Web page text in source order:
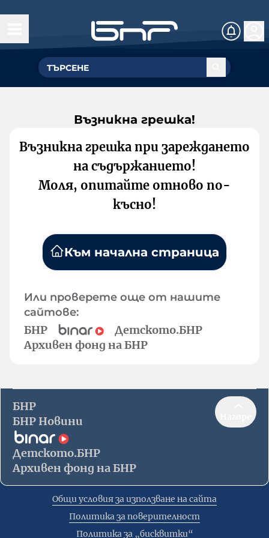
Възникна грешка!
Възникна грешка при зареждането
на съдържанието!
Моля, опитайте отново по-
късно!
Към начална страница
Или проверете още от нашите
сайтове:
БНР
Детското.БНР
Архивен фонд на БНР
БНР
БНР Новини
Детското.БНР
Архивен фонд на БНР
Общи условия за използване на сайта
Политика за поверителност
Политика за „бисквитки“